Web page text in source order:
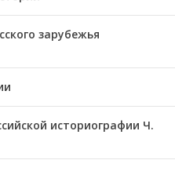
зарубежья
историографии Ч.